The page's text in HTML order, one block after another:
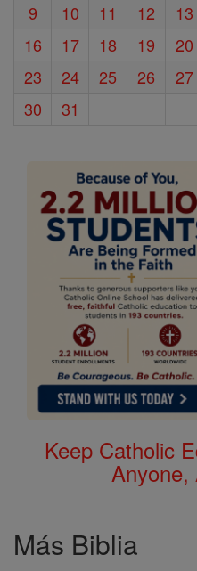
9
10 11 12 13
16
17 18 19 20
23
24 25 26 27
30
31
Keep Catholic
Anyone,
Más Biblia